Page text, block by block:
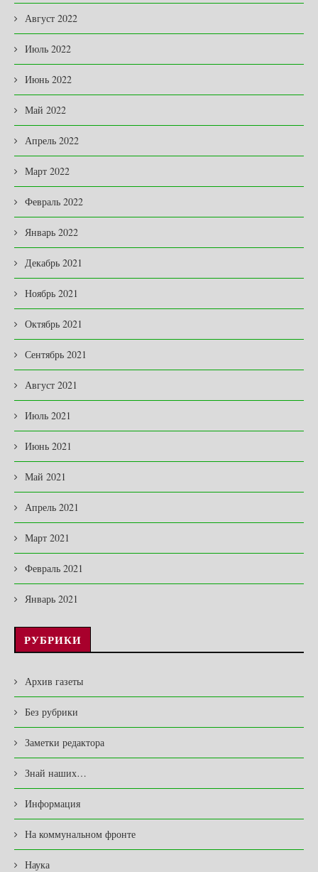
Август 2022
Июль 2022
Июнь 2022
Май 2022
Апрель 2022
Март 2022
Февраль 2022
Январь 2022
Декабрь 2021
Ноябрь 2021
Октябрь 2021
Сентябрь 2021
Август 2021
Июль 2021
Июнь 2021
Май 2021
Апрель 2021
Март 2021
Февраль 2021
Январь 2021
РУБРИКИ
Архив газеты
Без рубрики
Заметки редактора
Знай наших…
Информация
На коммунальном фронте
Наука